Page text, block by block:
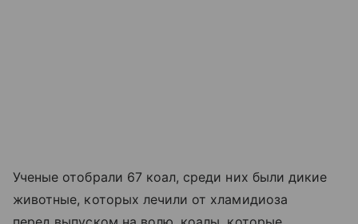
Ученые отобрали 67 коал, среди них были дикие
животные, которых лечили от хламидиоза